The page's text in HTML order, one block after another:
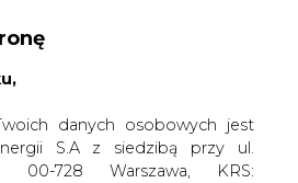
A A
danych osobowych jest
S.A z siedzibą przy ul.
00-728 Warszawa, KRS: